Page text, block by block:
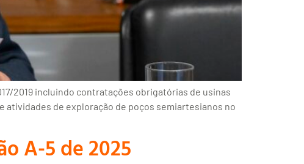
2019 incluindo contratações obrigatórias de usinas
de exploração de poços semiartesianos no
A-5 de 2025